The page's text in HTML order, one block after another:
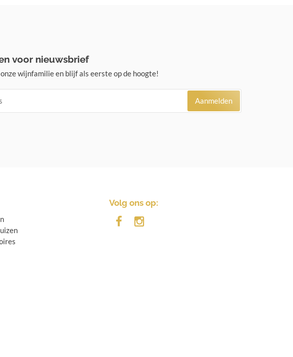
voor nieuwsbrief
wijnfamilie en blijf als eerste op de hoogte!
Aanmelden
Volg ons op: